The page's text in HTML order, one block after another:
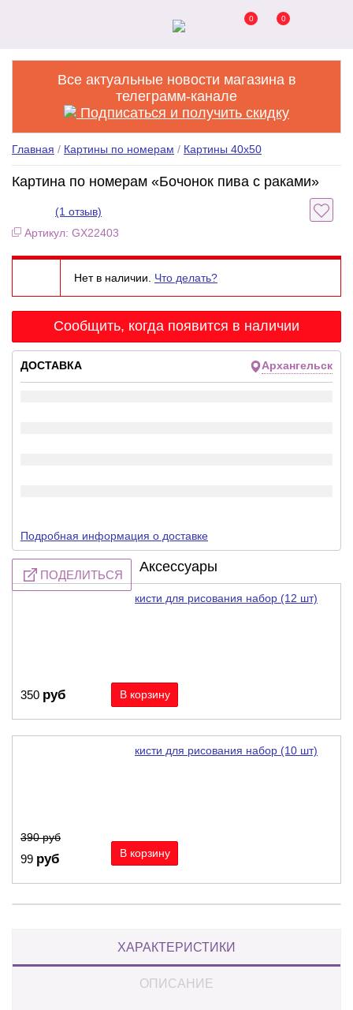
0 0
Все актуальные новости магазина в
телеграмм-канале
Подписаться и получить скидку
Главная / Картины по номерам / Картины 40x50
Картина по номерам «Бочонок пива с раками»
(1 отзыв)
Артикул: GX22403
Нет в наличии. Что делать?
Сообщить, когда появится в наличии
ДОСТАВКА Архангельск
Подробная информация о доставке
ПОДЕЛИТЬСЯ
Аксессуары
кисти для рисования набор (12 шт)
350 руб
кисти для рисования набор (10 шт)
390руб
99 руб
ХАРАКТЕРИСТИКИ
ОПИСАНИЕ